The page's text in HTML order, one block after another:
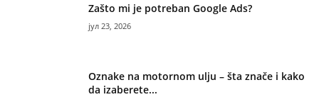
Zašto mi je potreban Google Ads?
јул 23, 2026
Oznake na motornom ulju – šta znače i kako
da izaberete...